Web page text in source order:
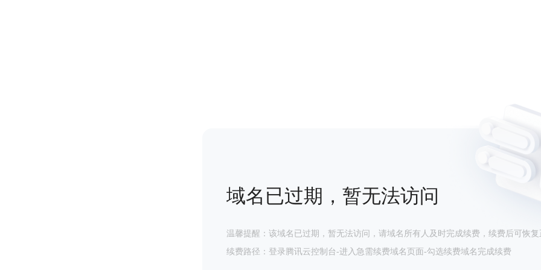
域名已过期，暂无法访问
温馨提醒：该域名已过期，暂无法访问，请域名所有人及时完成续费，续费后可恢复
续费路径：登录腾讯云控制台-进入急需续费域名页面-勾选续费域名完成续费